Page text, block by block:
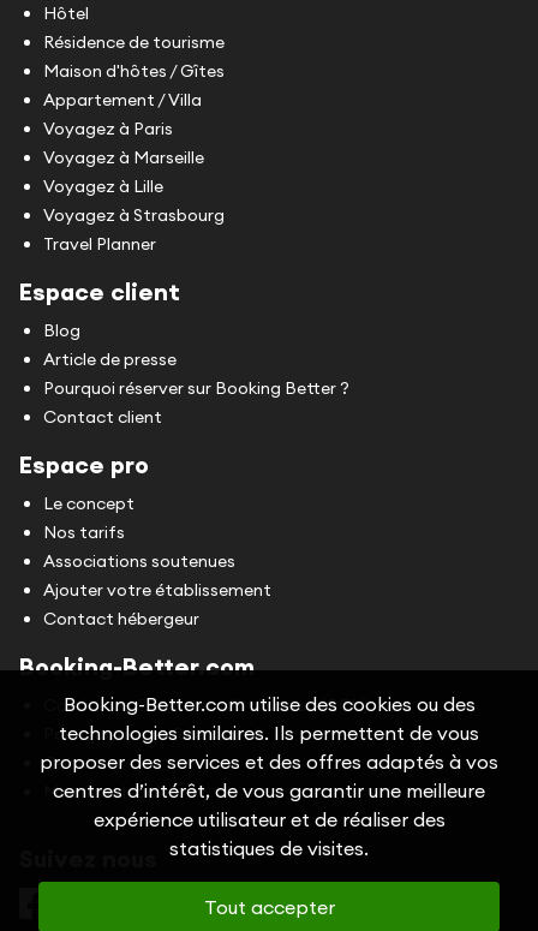
Hôtel
Résidence de tourisme
Maison d'hôtes / Gîtes
Appartement / Villa
Voyagez à Paris
Voyagez à Marseille
Voyagez à Lille
Voyagez à Strasbourg
Travel Planner
Espace client
Blog
Article de presse
Pourquoi réserver sur Booking Better ?
Contact client
Espace pro
Le concept
Nos tarifs
Associations soutenues
Ajouter votre établissement
Contact hébergeur
Booking-Better.com
Conditions Générales d'Utilisation (CGU)
Politique de confidentialité
Cookies
Mentions légales
Booking-Better.com utilise des cookies ou des
technologies similaires. Ils permettent de vous
proposer des services et des offres adaptés à vos
centres d’intérêt, de vous garantir une meilleure
expérience utilisateur et de réaliser des
statistiques de visites.
Tout accepter